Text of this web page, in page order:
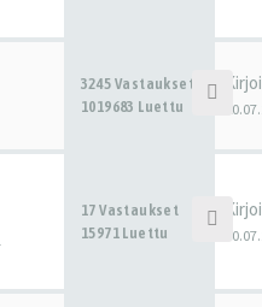
3245 Vastaukset
1019683 Luettu
17 Vastaukset
15971 Luettu